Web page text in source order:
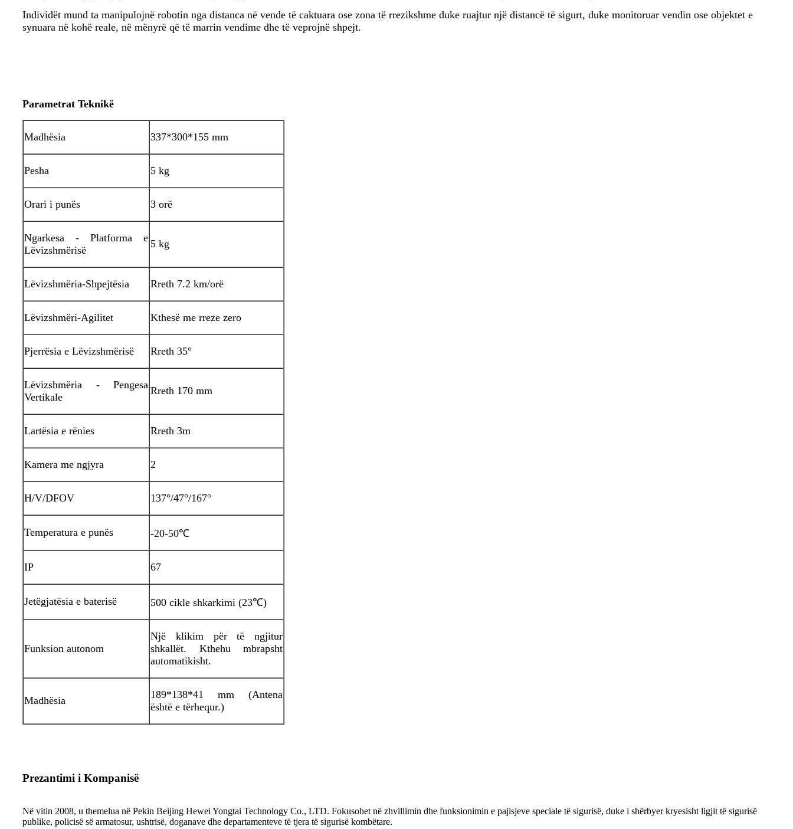
Individët mund ta manipulojnë robotin nga distanca në vende të caktuara ose zona të rrezikshme duke ruajtur një distancë të sigurt, duke monitoruar vendin ose objektet e
synuara në kohë reale, në mënyrë që të marrin vendime dhe të veprojnë shpejt.
Parametrat Teknikë
Madhësia 337*300*155 mm
Pesha 5 kg
Orari i punës 3 orë
Ngarkesa - Platforma e
Lëvizshmërisë
5 kg
Lëvizshmëria-Shpejtësia Rreth 7.2 km/orë
Lëvizshmëri-Agilitet Kthesë me rreze zero
Pjerrësia e Lëvizshmërisë Rreth 35°
Lëvizshmëria - Pengesa
Vertikale
Rreth 170 mm
Lartësia e rënies Rreth 3m
Kamera me ngjyra 2
H/V/DFOV 137°/47°/167°
Temperatura e punës -20-50℃
IP 67
Jetëgjatësia e baterisë 500 cikle shkarkimi (23℃)
Funksion autonom
Një klikim për të ngjitur
shkallët. Kthehu mbrapsht
automatikisht.
Madhësia
189*138*41 mm (Antena
është e tërhequr.)
Prezantimi i Kompanisë
Në vitin 2008, u themelua në Pekin Beijing Hewei Yongtai Technology Co., LTD. Fokusohet në zhvillimin dhe funksionimin e pajisjeve speciale të sigurisë, duke i shërbyer kryesisht ligjit të sigurisë
publike, policisë së armatosur, ushtrisë, doganave dhe departamenteve të tjera të sigurisë kombëtare.